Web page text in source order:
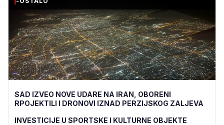
SAD IZVEO NOVE UDARE NA IRAN, OBORENI
RPOJEKTILI I DRONOVI IZNAD PERZIJSKOG ZALJEVA
INVESTICIJE U SPORTSKE I KULTURNE OBJEKTE